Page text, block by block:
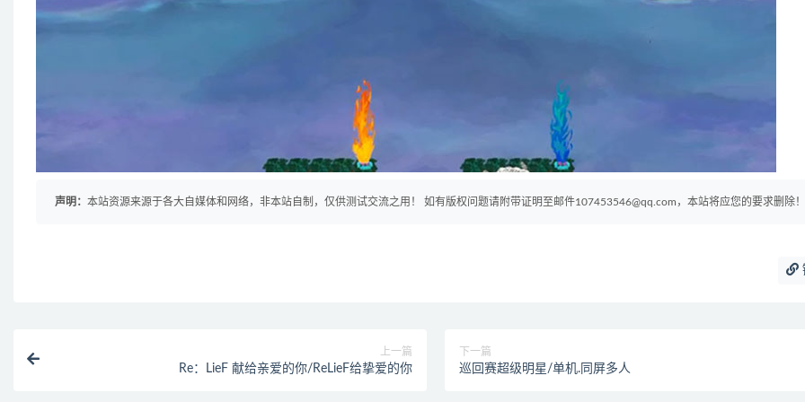
声明： 本站资源来源于各大自媒体和网络，非本站自制，仅供测试交流之用！ 如有版权问题请附带证明至邮件107453546@qq.com，本站将应您的要求删除！
上一篇
Re：LieF 献给亲爱的你/ReLieF给挚爱的你
下一篇
巡回赛超级明星/单机.同屏多人